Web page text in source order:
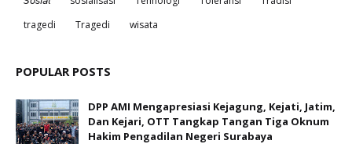
tragedi
Tragedi wisata
POPULAR POSTS
DPP AMI Mengapresiasi Kejagung, Kejati, Jatim,
Dan Kejari, OTT Tangkap Tangan Tiga Oknum
Hakim Pengadilan Negeri Surabaya